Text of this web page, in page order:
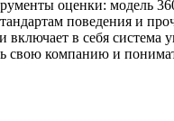
оценки: модель
поведения и
включает в себя система
свою компанию и